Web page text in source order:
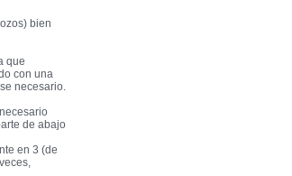
bien
que
con una
necesario.
de abajo
en 3 (de